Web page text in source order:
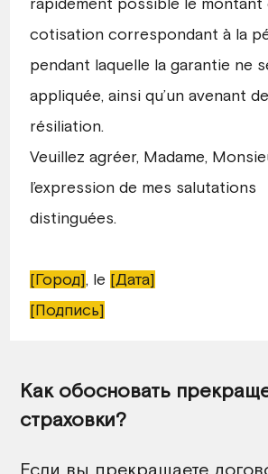
rapidement possible le montant
cotisation correspondant à la
pendant laquelle la garantie ne
appliquée, ainsi qu’un avenant de
résiliation.
Veuillez agréer, Madame,
l’expression de mes salutations
distinguées.
[Город], le [Дата]
[Подпись]
Как обосновать
страховки?
Если вы прекращаете